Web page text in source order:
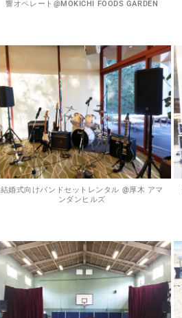
響オペレート@MOKICHI FOODS GARDEN
結婚式向けバンドセットレンタル @厚木 アマ
ンダンヒルズ